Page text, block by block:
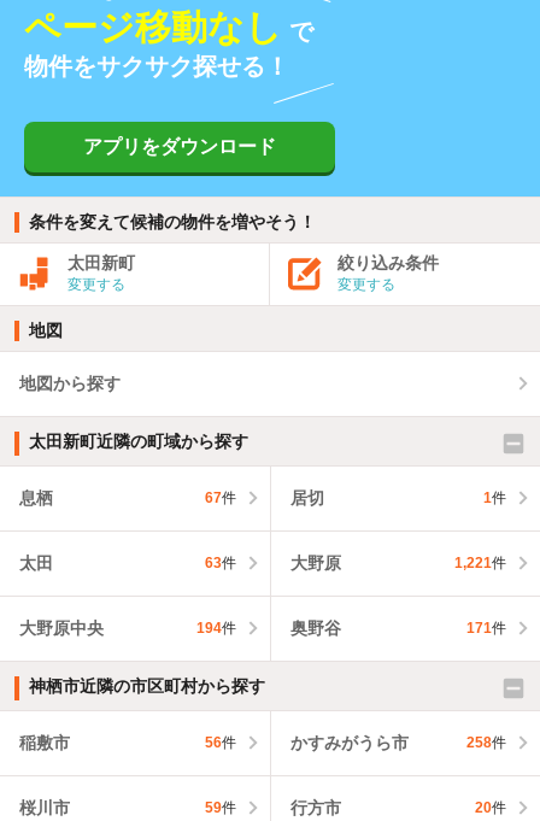
ページ移動なし で
物件をサクサク探せる！
アプリをダウンロード
条件を変えて候補の物件を増やそう！
太田新町
変更する
絞り込み条件
変更する
地図
地図から探す
太田新町近隣の町域から探す
息栖 67件 居切 1件
太田 63件 大野原 1,221件
大野原中央 194件 奥野谷 171件
神栖市近隣の市区町村から探す
稲敷市 56件 かすみがうら市 258件
桜川市 59件 行方市 20件